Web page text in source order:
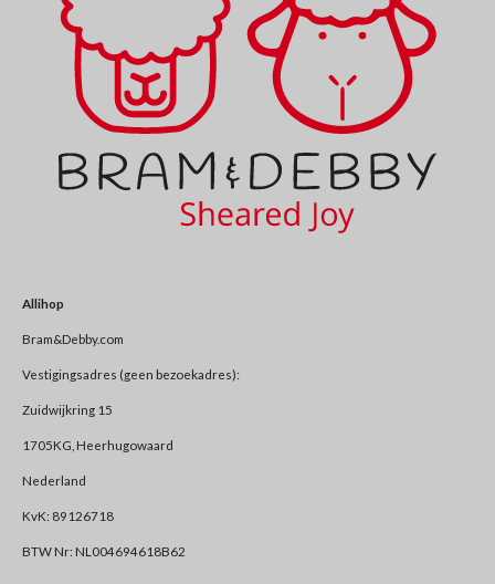
Allihop
Bram&Debby.com
Vestigingsadres (geen bezoekadres):
Zuidwijkring 15
1705KG, Heerhugowaard
Nederland
KvK: 89126718
BTW Nr: NL004694618B62